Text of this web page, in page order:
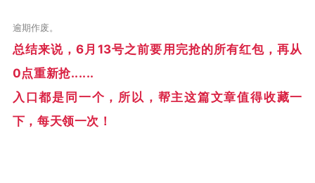
逾期作废。
总结来说，6月13号之前要用完抢的所有红包，再从
0点重新抢......
入口都是同一个，所以，帮主这篇文章值得收藏一
下，每天领一次！